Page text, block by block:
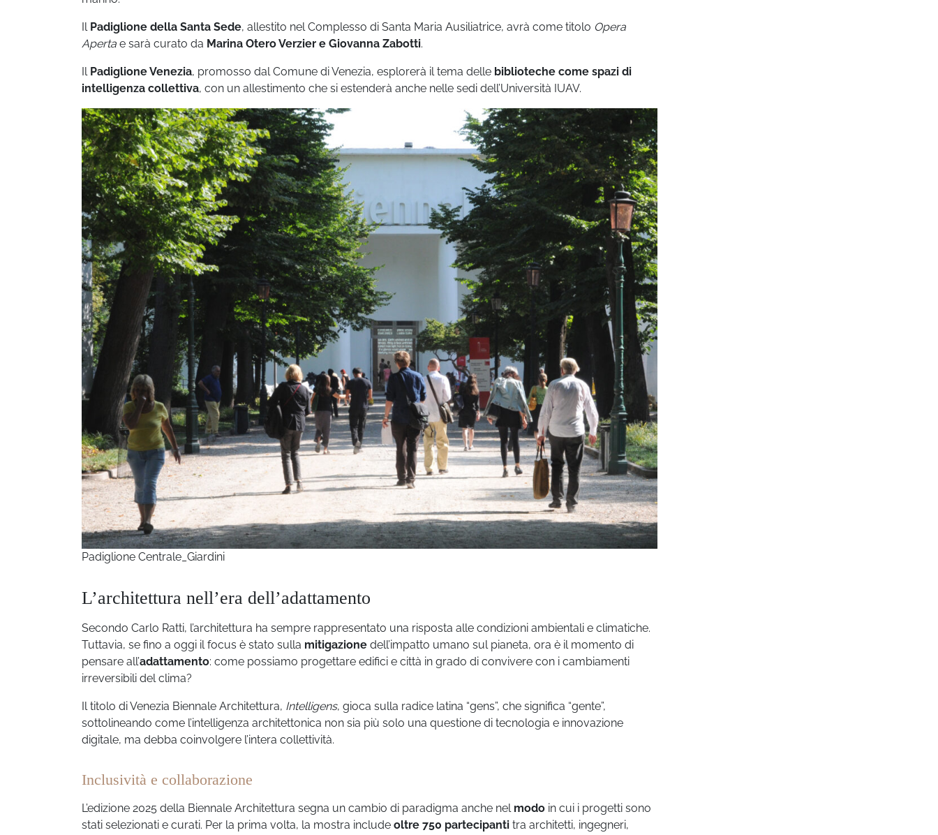
Il Padiglione della Santa Sede, allestito nel Complesso di Santa Maria Ausiliatrice, avrà come titolo Opera
Aperta e sarà curato da Marina Otero Verzier e Giovanna Zabotti.
Il Padiglione Venezia, promosso dal Comune di Venezia, esplorerà il tema delle biblioteche come spazi di
intelligenza collettiva, con un allestimento che si estenderà anche nelle sedi dell’Università IUAV.
Padiglione Centrale_Giardini
L’architettura nell’era dell’adattamento
Secondo Carlo Ratti, l’architettura ha sempre rappresentato una risposta alle condizioni ambientali e climatiche.
Tuttavia, se fino a oggi il focus è stato sulla mitigazione dell’impatto umano sul pianeta, ora è il momento di
pensare all’adattamento: come possiamo progettare edifici e città in grado di convivere con i cambiamenti
irreversibili del clima?
Il titolo di Venezia Biennale Architettura, Intelligens, gioca sulla radice latina “gens”, che significa “gente”,
sottolineando come l’intelligenza architettonica non sia più solo una questione di tecnologia e innovazione
digitale, ma debba coinvolgere l’intera collettività.
Inclusività e collaborazione
L’edizione 2025 della Biennale Architettura segna un cambio di paradigma anche nel modo in cui i progetti sono
stati selezionati e curati. Per la prima volta, la mostra include oltre 750 partecipanti tra architetti, ingegneri,